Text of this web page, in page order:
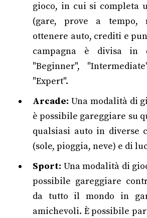
gioco, in cui si completa
(gare, prove a
ottenere auto, crediti e
campagna è divisa in
"Beginner",
"Expert".
Arcade: Una modalità di
è possibile gareggiare su
qualsiasi auto in diverse
(sole, pioggia, neve) e di
Sport: Una modalità di
possibile gareggiare
da tutto il mondo in
amichevoli. È possibile